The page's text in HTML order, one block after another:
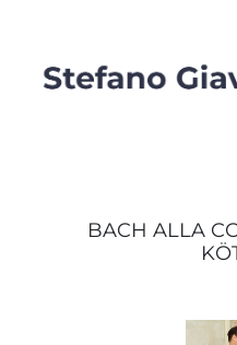
BACH ALLA